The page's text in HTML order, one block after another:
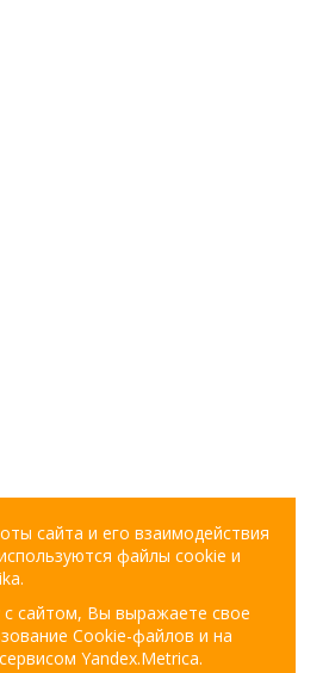
сайта и его взаимодействия
файлы cookie и
сайтом, Вы выражаете свое
Cookie-файлов и на
Yandex.Metrica.